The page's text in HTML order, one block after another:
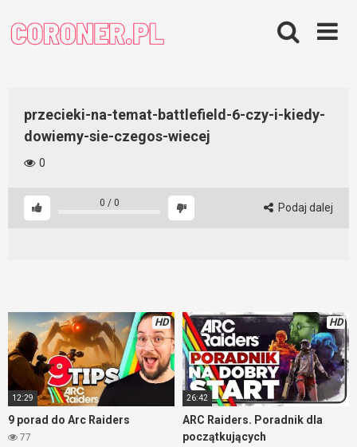
content
przecieki-na-temat-battlefield-6-czy-i-kiedy-
dowiemy-sie-czegos-wiecej
0
0 / 0 Podaj dalej
HD
12:29
9 porad do Arc Raiders
77
HD
26:42
ARC Raiders. Poradnik dla
początkujących